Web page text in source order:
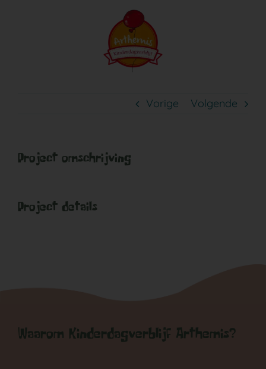
Vorige Volgende
Project omschrijving
Project details
Waarom Kinderdagverblijf Arthemis?